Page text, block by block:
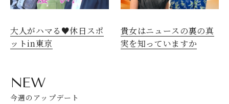
大人がハマる♥休日スポ
ットin東京
貴女はニュースの裏の真
実を知っていますか
NEW
今週のアップデート